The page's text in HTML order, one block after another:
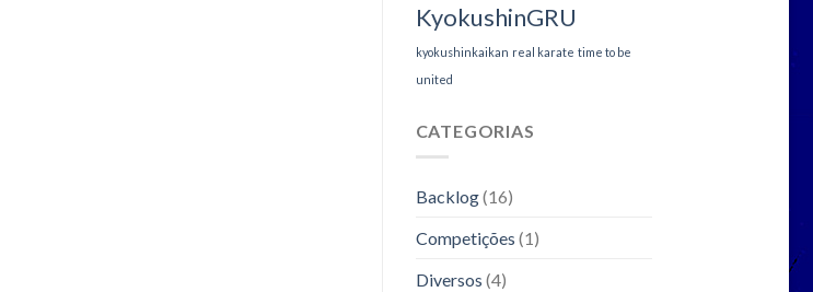
KyokushinGRU
kyokushinkaikan real karate time to be
united
CATEGORIAS
Backlog(16)
Competições (1)
Diversos (4)